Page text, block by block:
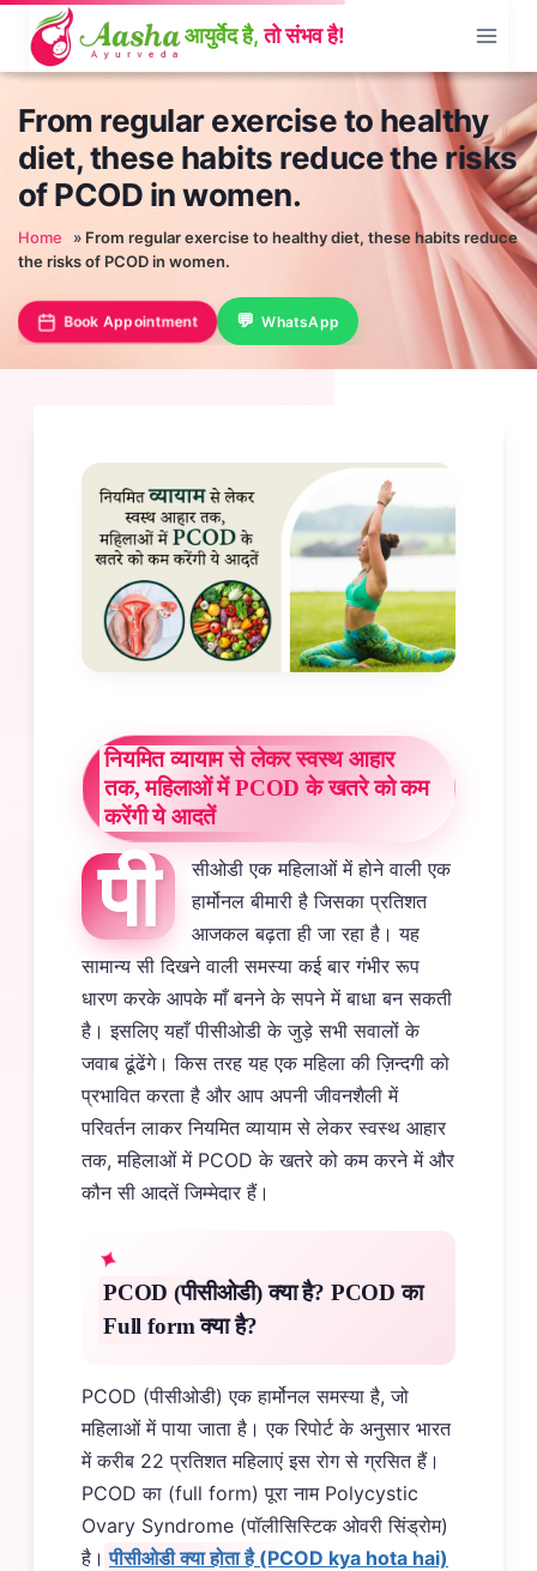
content
From regular exercise to healthy
diet, these habits reduce the risks
of PCOD in women.
Home » From regular exercise to healthy diet, these habits reduce
the risks of PCOD in women.
Book Appointment WhatsApp
नियमित व्यायाम से लेकर स्वस्थ आहार
तक, महिलाओं में PCOD के खतरे को कम
करेंगी ये आदतें
पी
सीओडी एक महिलाओं में होने वाली एक
हार्मोनल बीमारी है जिसका प्रतिशत
आजकल बढ़ता ही जा रहा है। यह
सामान्य सी दिखने वाली समस्या कई बार गंभीर रूप
धारण करके आपके माँ बनने के सपने में बाधा बन सकती
है। इसलिए यहाँ पीसीओडी के जुड़े सभी सवालों के
जवाब ढूंढेंगे। किस तरह यह एक महिला की ज़िन्दगी को
प्रभावित करता है और आप अपनी जीवनशैली में
परिवर्तन लाकर नियमित व्यायाम से लेकर स्वस्थ आहार
तक, महिलाओं में PCOD के खतरे को कम करने में और
कौन सी आदतें जिम्मेदार हैं।
PCOD (पीसीओडी) क्या है? PCOD का
Full form क्या है?
PCOD (पीसीओडी) एक हार्मोनल समस्या है, जो
महिलाओं में पाया जाता है। एक रिपोर्ट के अनुसार भारत
में करीब 22 प्रतिशत महिलाएं इस रोग से ग्रसित हैं।
PCOD का (full form) पूरा नाम Polycystic
Ovary Syndrome (पॉलीसिस्टिक ओवरी सिंड्रोम)
है। पीसीओडी क्या होता है (PCOD kya hota hai)